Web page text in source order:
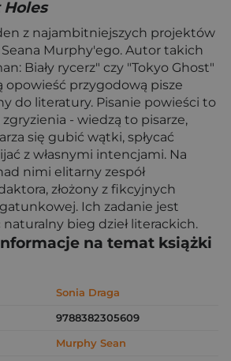
z najambitniejszych projektów
Murphy'ego. Autor takich
Biały rycerz" czy "Tokyo Ghost"
opowieść przygodową pisze
do literatury. Pisanie powieści to
- wiedzą to pisarze,
się gubić wątki, spłycać
z własnymi intencjami. Na
nimi elitarny zespół
złożony z fikcyjnych
Ich zadanie jest
bieg dzieł literackich.
na temat książki
Sonia Draga
9788382305609
Murphy Sean